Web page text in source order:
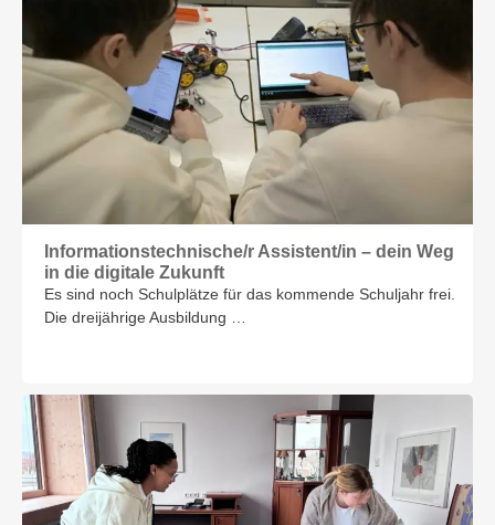
Informationstech­nische/r Assistent/in – dein Weg
in die digitale Zukunft
Es sind noch Schulplätze für das kommende Schuljahr frei.
Die dreijährige Ausbildung …